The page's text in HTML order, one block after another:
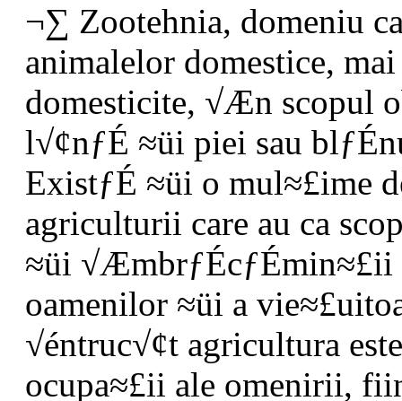
¬∑ Zootehnia, domeniu
animalelor domestice,
domesticite, √Æn scopul
l√¢nƒÉ ≈üi piei sau
ExistƒÉ ≈üi o mul≈£ime
agriculturii care au ca
≈üi √ÆmbrƒÉcƒÉmin≈£ii
oamenilor ≈üi a
√éntruc√¢t agricultura
ocupa≈£ii ale omenirii,